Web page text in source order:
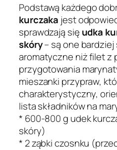
Podstawą każdego
kurczaka jest
sprawdzają się udka
skóry– są one
aromatyczne niż filet z
przygotowania
mieszanki przypraw,
charakterystyczny,
lista składników na
* 600-800 g udek
skóry)
* 2 ząbki czosnku